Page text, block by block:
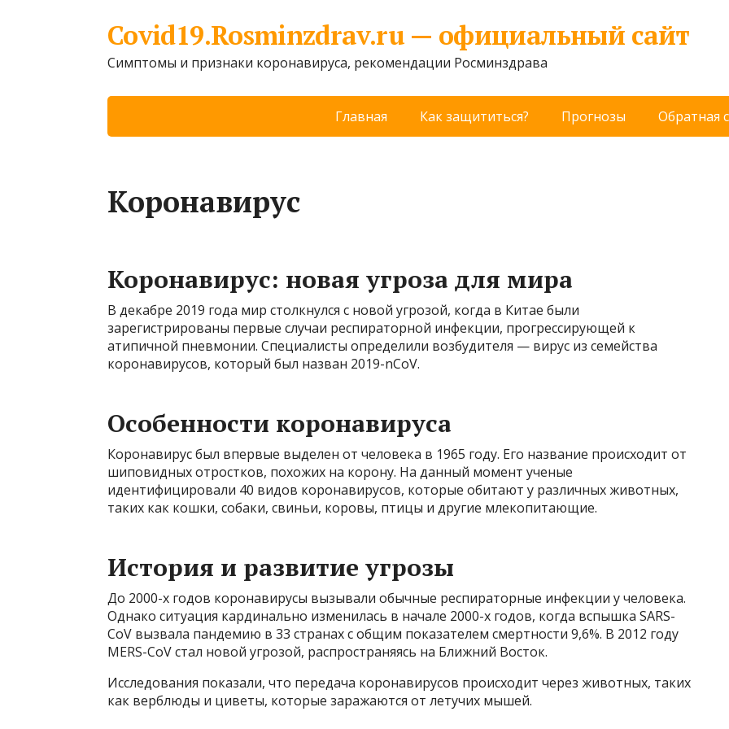
Covid19.Rosminzdrav.ru — официальный сайт
Симптомы и признаки коронавируса, рекомендации Росминздрава
Главная Как защититься? Прогнозы Обратная
Коронавирус
Коронавирус: новая угроза для мира
В декабре 2019 года мир столкнулся с новой угрозой, когда в Китае были
зарегистрированы первые случаи респираторной инфекции, прогрессирующей к
атипичной пневмонии. Специалисты определили возбудителя — вирус из семейства
коронавирусов, который был назван 2019-nCoV.
Особенности коронавируса
Коронавирус был впервые выделен от человека в 1965 году. Его название происходит от
шиповидных отростков, похожих на корону. На данный момент ученые
идентифицировали 40 видов коронавирусов, которые обитают у различных животных,
таких как кошки, собаки, свиньи, коровы, птицы и другие млекопитающие.
История и развитие угрозы
До 2000-х годов коронавирусы вызывали обычные респираторные инфекции у человека.
Однако ситуация кардинально изменилась в начале 2000-х годов, когда вспышка SARS-
CoV вызвала пандемию в 33 странах с общим показателем смертности 9,6%. В 2012 году
MERS-CoV стал новой угрозой, распространяясь на Ближний Восток.
Исследования показали, что передача коронавирусов происходит через животных, таких
как верблюды и циветы, которые заражаются от летучих мышей.